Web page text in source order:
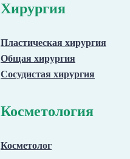
Хирургия
Пластическая хирургия
Общая хирургия
Сосудистая хирургия
Косметология
Косметолог